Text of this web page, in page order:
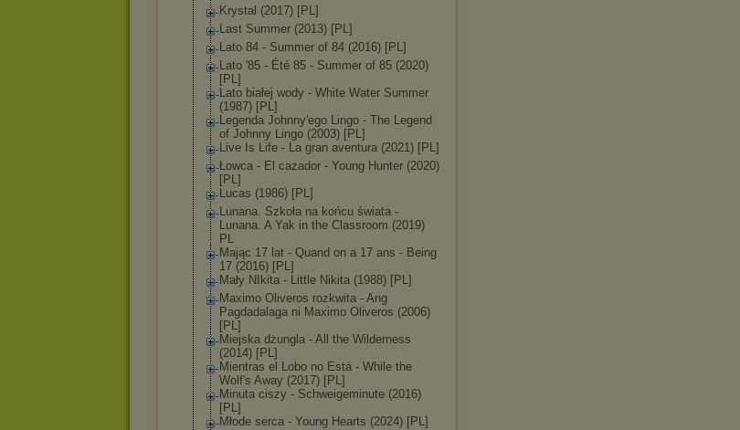
Krystal (2017) [PL]
Last Summer (2013) [PL]
Lato 84 - Summer of 84 (2016) [PL]
Lato '85 - Été 85 - Summer of 85 (2020)
[PL]
Lato białej wody - White Water Summer
(1987) [PL]
Legenda Johnny'ego Lingo - The Legend
of Johnny Lingo (2003) [PL]
Live Is Life - La gran aventura (2021) [PL]
Łowca - El cazador - Young Hunter (2020)
[PL]
Lucas (1986) [PL]
Lunana. Szkoła na końcu świata -
Lunana. A Yak in the Classroom (2019)
PL
Mając 17 lat - Quand on a 17 ans - Being
17 (2016) [PL]
Mały NIkita - Little Nikita (1988) [PL]
Maximo Oliveros rozkwita - Ang
Pagdadalaga ni Maximo Oliveros (2006)
[PL]
Miejska dżungla - All the Wilderness
(2014) [PL]
Mientras el Lobo no Está - While the
Wolf's Away (2017) [PL]
Minuta ciszy - Schweigeminute (2016)
[PL]
Młode serca - Young Hearts (2024) [PL]